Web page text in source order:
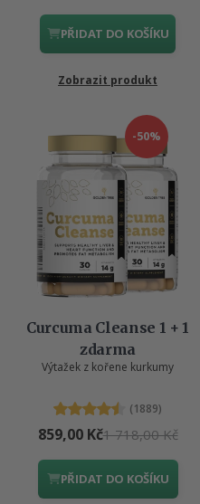
PŘIDAT DO KOŠÍKU
Zobrazit produkt
-50%
Curcuma Cleanse 1 + 1
zdarma
Výtažek z kořene kurkumy
(1889)
859,00 Kč1 718,00 Kč
PŘIDAT DO KOŠÍKU